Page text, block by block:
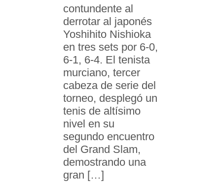
contundente al
derrotar al japonés
Yoshihito Nishioka
en tres sets por 6-0,
6-1, 6-4. El tenista
murciano, tercer
cabeza de serie del
torneo, desplegó un
tenis de altísimo
nivel en su
segundo encuentro
del Grand Slam,
demostrando una
gran […]